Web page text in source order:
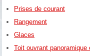
Prises de courant
Rangement
Glaces
Toit ouvrant